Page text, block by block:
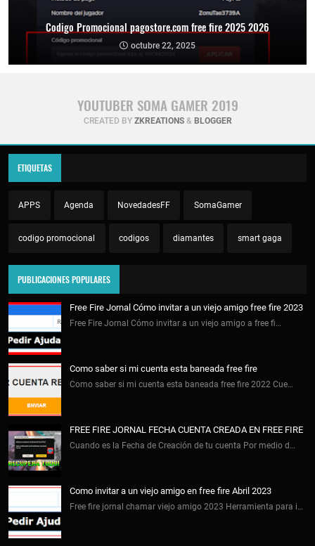
Codigo Promocional pagostore.com free fire 2025 2026
octubre 22, 2025
YOUTUBER SOMA GAMER 2019
CREATED BY ZKREATIONS& BLOGGER
ETIQUETAS
APPS Agenda NovedadesFF SomaGamer
codigo promocional codigos diamantes smart gaga
PUBLICACIONES POPULARES
Free Fire Jornal Cómo invitar a un viejo amigo free fire 2023
Free Fire Jornal Cómo invitar a un viejo amigo a free fi…
Como saber si mi cuenta esta baneada free fire
Como saber si mi cuenta esta baneada free fire 2022 Cue…
FREE FIRE JORNAL FECHA CUENTA CREADA EN FREE FIRE
Cuando es la Fecha de Creación de tu cuenta Por medio d…
Como invitar a un viejo amigo en free fire Abril 2023
Free fire jornal chamar viejo amigo 2023 Herramienta para i…